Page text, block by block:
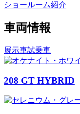
ショールーム紹介
車両情報
展示車試乗車
208 GT HYBRID